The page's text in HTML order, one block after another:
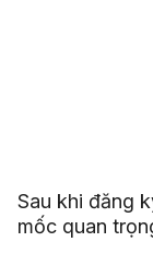
Sau khi đăng
mốc quan